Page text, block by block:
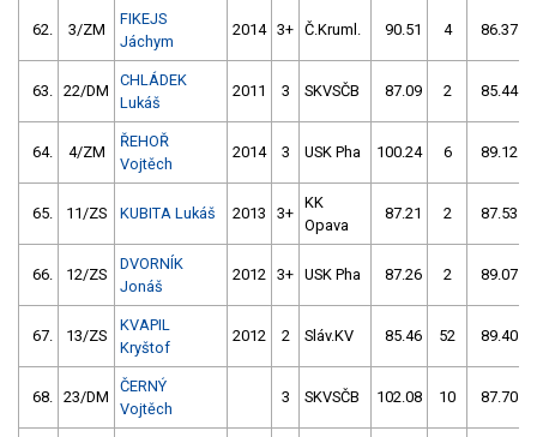
62. 3/ZM
FIKEJS
Jáchym
2014 3+ Č.Kruml. 90.51 4 86.37
63. 22/DM
CHLÁDEK
Lukáš
2011 3 SKVSČB 87.09 2 85.44
64. 4/ZM
ŘEHOŘ
Vojtěch
2014 3 USK Pha 100.24 6 89.12
65. 11/ZS KUBITA Lukáš 2013 3+
KK
Opava
87.21 2 87.53
66. 12/ZS
DVORNÍK
Jonáš
2012 3+ USK Pha 87.26 2 89.07
67. 13/ZS
KVAPIL
Kryštof
2012 2 Sláv.KV 85.46 52 89.40
68. 23/DM
ČERNÝ
Vojtěch
3 SKVSČB 102.08 10 87.70